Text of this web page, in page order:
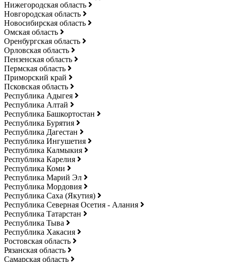
Нижегородская область
Новгородская область
Новосибирская область
Омская область
Оренбургская область
Орловская область
Пензенская область
Пермская область
Приморский край
Псковская область
Республика Адыгея
Республика Алтай
Республика Башкортостан
Республика Бурятия
Республика Дагестан
Республика Ингушетия
Республика Калмыкия
Республика Карелия
Республика Коми
Республика Марий Эл
Республика Мордовия
Республика Саха (Якутия)
Республика Северная Осетия - Алания
Республика Татарстан
Республика Тыва
Республика Хакасия
Ростовская область
Рязанская область
Самарская область